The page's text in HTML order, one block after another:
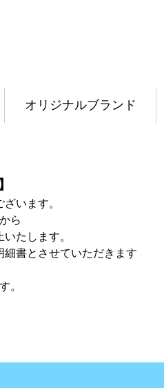
オリジナルブランド
います。
ら
たします。
書とさせていただきます
。